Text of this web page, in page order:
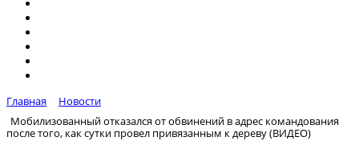
Главная
Новости
Мобилизованный отказался от обвинений в адрес командования
после того, как сутки провел привязанным к дереву (ВИДЕО)